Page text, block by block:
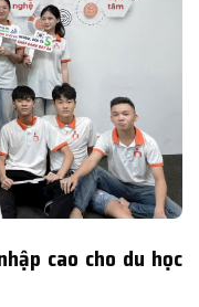
cao cho du học